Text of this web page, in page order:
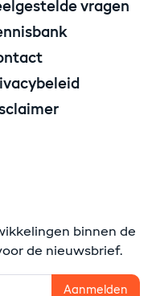
vragen
binnen de
de nieuwsbrief.